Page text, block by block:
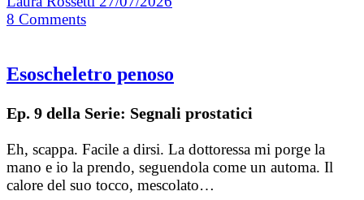
8 Comments
Esoscheletro penoso
Ep. 9 della Serie: Segnali prostatici
Eh, scappa. Facile a dirsi. La dottoressa mi porge la
mano e io la prendo, seguendola come un automa. Il
calore del suo tocco, mescolato…